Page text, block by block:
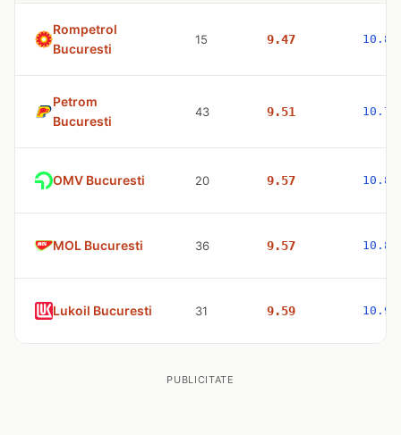
Rompetrol
Bucuresti
15 9.47 10.83
Petrom
Bucuresti
43 9.51 10.77
OMV Bucuresti 20 9.57 10.83
MOL Bucuresti 36 9.57 10.83
Lukoil Bucuresti 31 9.59 10.98
PUBLICITATE